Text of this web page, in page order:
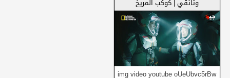
شارك على تويتر
شارك في واتساب
شارك هذا مع
أصدقائك
وثائقي | كوكب المريخ
img video youtube oUeUbvc5rBw